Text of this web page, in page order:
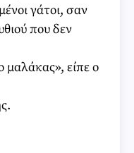
γάτοι, σαν
που δεν
μαλάκας», είπε ο